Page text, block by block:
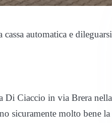
automatica e dileguarsi
Di Ciaccio in via Brera nella
sicuramente molto bene la